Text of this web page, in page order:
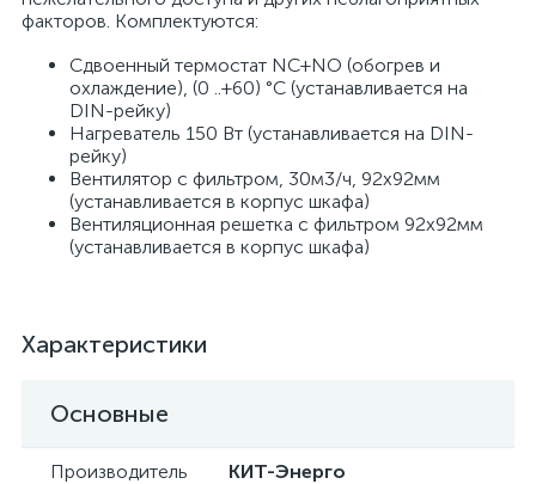
факторов. Комплектуются:
Сдвоенный термостат NC+NO (обогрев и
охлаждение), (0 ..+60) °C (устанавливается на
DIN-рейку)
Нагреватель 150 Вт (устанавливается на DIN-
рейку)
Вентилятор с фильтром, 30м3/ч, 92x92мм
(устанавливается в корпус шкафа)
Вентиляционная решетка с фильтром 92x92мм
(устанавливается в корпус шкафа)
Характеристики
Основные
Производитель
КИТ-Энерго